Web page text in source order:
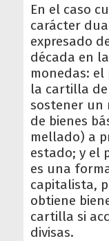
En el caso
carácter
expresado
década en
monedas: el
la cartilla
sostener un
de bienes
mellado) a
estado; y el
es una
capitalista,
obtiene
cartilla si
divisas.